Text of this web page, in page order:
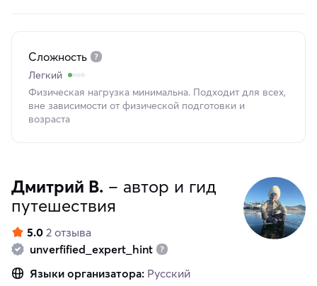
Сложность
Легкий
Физическая нагрузка минимальна. Подходит для всех,
вне зависимости от физической подготовки и
возраста
Дмитрий В. – автор и гид
путешествия
5.0 2 отзыва
unverfified_expert_hint
Языки организатора: Русский